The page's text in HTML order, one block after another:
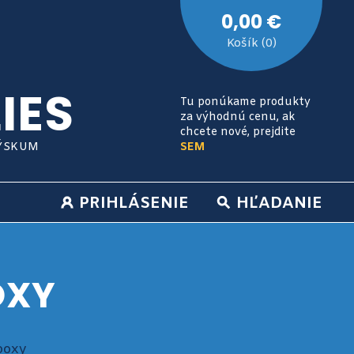
0,00 €
Košík (0)
Tu ponúkame produkty
za výhodnú cenu, ak
chcete nové, prejdite
SEM
HĽADANIE
PRIHLÁSENIE